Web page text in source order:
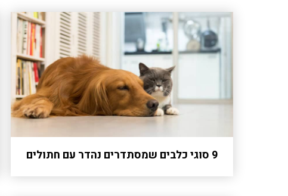
9 סוגי כלבים שמסתדרים נהדר עם חתולים